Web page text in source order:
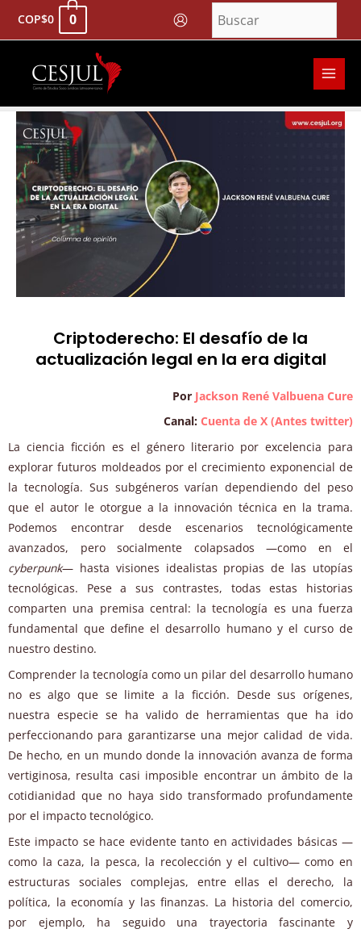
COP$0 0
Criptoderecho: El desafío de la
actualización legal en la era digital
Por Jackson René Valbuena Cure
Canal: Cuenta de X (Antes twitter)
La ciencia ficción es el género literario por excelencia para
explorar futuros moldeados por el crecimiento exponencial de
la tecnología. Sus subgéneros varían dependiendo del peso
que el autor le otorgue a la innovación técnica en la trama.
Podemos encontrar desde escenarios tecnológicamente
avanzados, pero socialmente colapsados —como en el
cyberpunk— hasta visiones idealistas propias de las utopías
tecnológicas. Pese a sus contrastes, todas estas historias
comparten una premisa central: la tecnología es una fuerza
fundamental que define el desarrollo humano y el curso de
nuestro destino.
Comprender la tecnología como un pilar del desarrollo humano
no es algo que se limite a la ficción. Desde sus orígenes,
nuestra especie se ha valido de herramientas que ha ido
perfeccionando para garantizarse una mejor calidad de vida.
De hecho, en un mundo donde la innovación avanza de forma
vertiginosa, resulta casi imposible encontrar un ámbito de la
cotidianidad que no haya sido transformado profundamente
por el impacto tecnológico.
Este impacto se hace evidente tanto en actividades básicas —
como la caza, la pesca, la recolección y el cultivo— como en
estructuras sociales complejas, entre ellas el derecho, la
política, la economía y las finanzas. La historia del comercio,
por ejemplo, ha seguido una trayectoria fascinante y
Navegación
entradas